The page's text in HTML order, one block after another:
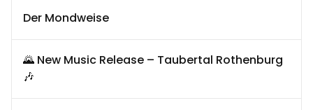
Der Mondweise
🌄 New Music Release – Taubertal Rothenburg
🎶